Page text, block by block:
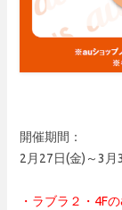
開催期間：
2月27日(金)～3月
・ラブラ２・4F